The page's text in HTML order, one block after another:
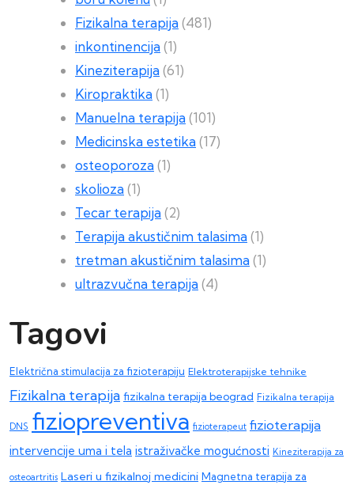
Fizikalna terapija (481)
inkontinencija (1)
Kineziterapija (61)
Kiropraktika (1)
Manuelna terapija (101)
Medicinska estetika (17)
osteoporoza (1)
skolioza (1)
Tecar terapija (2)
Terapija akustičnim talasima (1)
tretman akustičnim talasima (1)
ultrazvučna terapija (4)
Tagovi
Električna stimulacija za fizioterapiju Elektroterapijske tehnike
Fizikalna terapija fizikalna terapija beograd Fizikalna terapija
DNS fiziopreventiva fizioterapeut fizioterapija
intervencije uma i tela istraživačke mogućnosti Kineziterapija za
osteoartritis Laseri u fizikalnoj medicini Magnetna terapija za